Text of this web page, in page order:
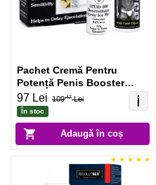
Adaugă în coș
ℹ️
Pachet Cremă Pentru
Potență Penis Booster
125ml + Spray Stud 100
Original
97 Lei 109.47Lei
În stoc